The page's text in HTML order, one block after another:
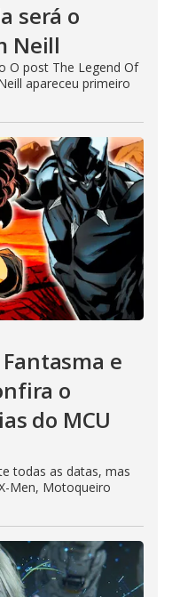
será o
Neill
O post The Legend Of
apareceu primeiro
e
o
do MCU
todas as datas, mas
Men, Motoqueiro